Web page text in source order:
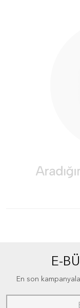
E-
En son